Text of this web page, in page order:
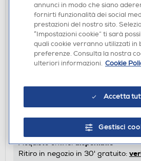
CANDY - Lavatrice
Bianco
€ 399,00
Acquisto online:disponibile
Ritiro in negozio in 30' gratuito:
annunci in modo che siano
fornirti funzionalità dei social
prestazioni del nostro sito.
“Impostazioni cookie” ti sarà
quali cookie verranno utilizzati in
preferenze. Consulta la nostra
ulteriori informazioni. Cookie
Accetta
Gestisci